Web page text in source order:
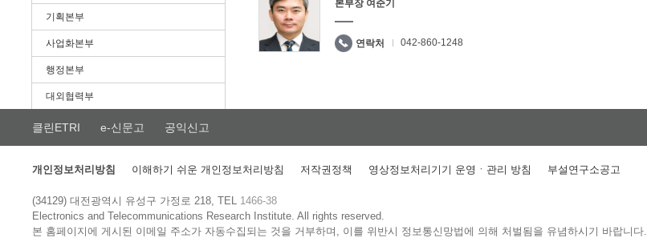
기획본부
사업화본부
행정본부
대외협력부
본부장 여준기
연락처 042-860-1248
클린ETRI e-신문고 공익신고
개인정보처리방침 이해하기 쉬운 개인정보처리방침 저작권정책 영상정보처리기기 운영ㆍ관리 방침 부설연구소공고
(34129) 대전광역시 유성구 가정로 218, TEL 1466-38
Electronics and Telecommunications Research Institute.All rights reserved.
본 홈페이지에 게시된 이메일 주소가 자동수집되는 것을 거부하며, 이를 위반시 정보통신망법에 의해 처벌됨을 유념하시기 바랍니다.